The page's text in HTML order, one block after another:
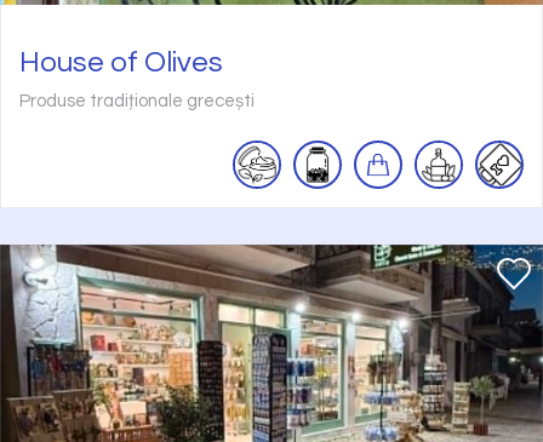
House of Olives
Produse tradiționale grecești